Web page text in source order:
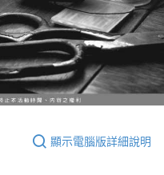
顯示電腦版詳細說明